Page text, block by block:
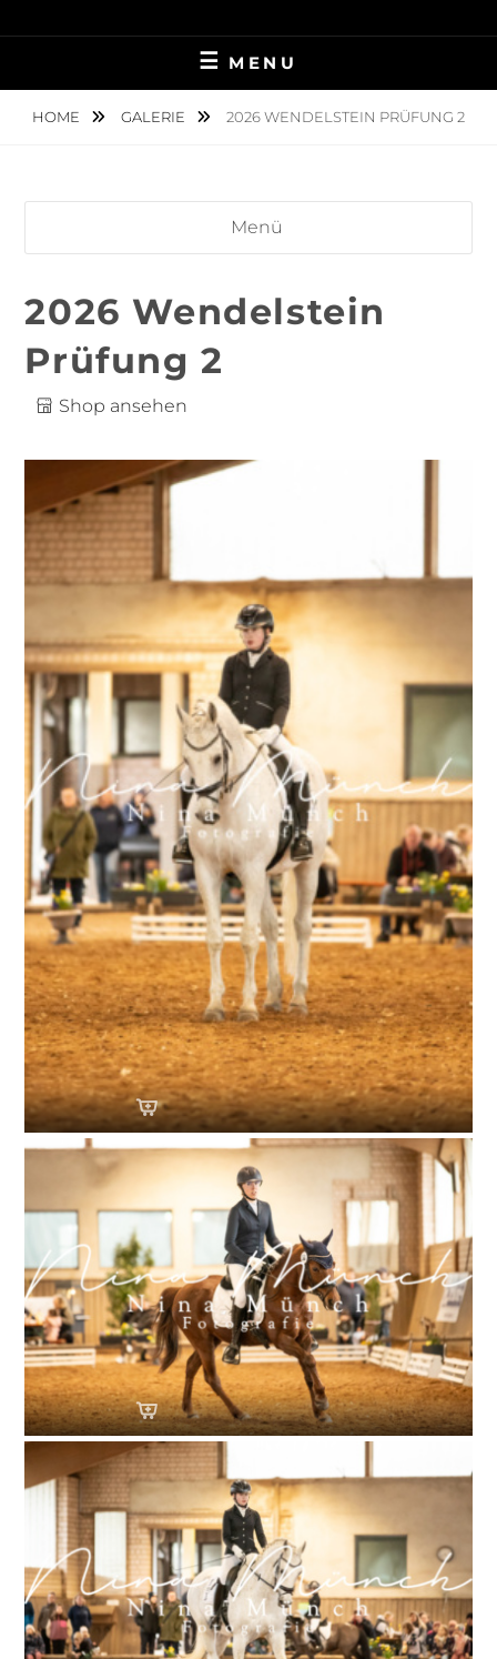
to
NINA MÜNCH
FOTOGRAFIE
MENU
HOME GALERIE 2026 WENDELSTEIN PRÜFUNG 2
Menü
2026 Wendelstein
Prüfung 2
Shop ansehen